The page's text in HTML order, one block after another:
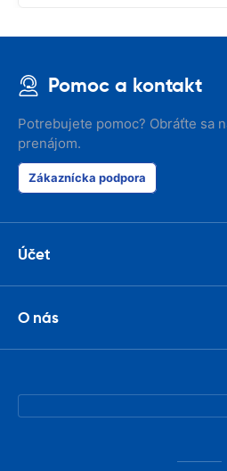
Pomoc a kontakt
Potrebujete pomoc? Obráťte sa
prenájom.
Zákaznícka podpora
Účet
O nás